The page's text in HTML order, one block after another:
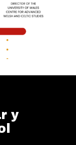
y